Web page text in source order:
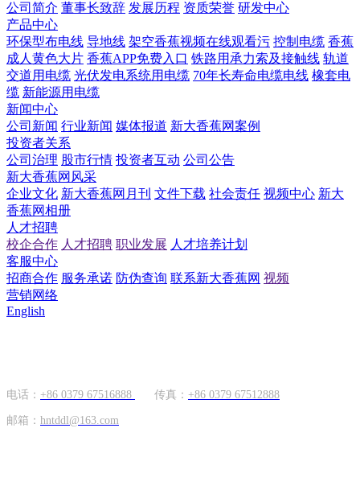
公司简介 董事长致辞 发展历程 资质荣誉 研发中心
产品中心
环保型布电线 导地线 架空香蕉视频在线观看污 控制电缆 香蕉
成人黄色大片 香蕉APP免费入口 铁路用承力索及接触线 轨道
交道用电缆 光伏发电系统用电缆 70年长寿命电缆电线 橡套电
缆 新能源用电缆
新闻中心
公司新闻 行业新闻 媒体报道 新大香蕉网案例
投资者关系
公司治理 股市行情 投资者互动 公司公告
新大香蕉网风采
企业文化 新大香蕉网月刊 文件下载 社会责任 视频中心 新大
香蕉网相册
人才招聘
校企合作 人才招聘 职业发展 人才培养计划
客服中心
招商合作 服务承诺 防伪查询 联系新大香蕉网 视频
营销网络
English
电话： +86 0379 67516888 传真： +86 0379 67512888
邮箱： hntddl@163.com